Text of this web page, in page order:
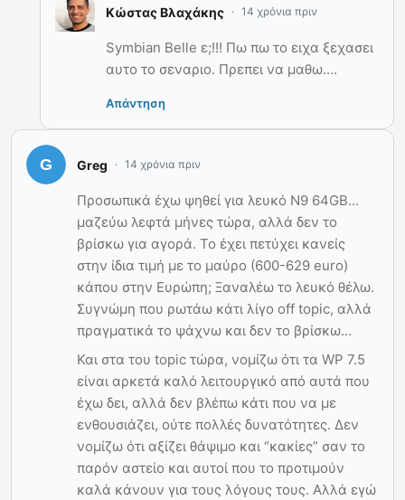
Κώστας Βλαχάκης 14 χρόνια πριν
Symbian Belle ε;!!! Πω πω το ειχα ξεχασει
αυτο το σεναριο. Πρεπει να μαθω….
Απάντηση
Greg 14 χρόνια πριν
Προσωπικά έχω ψηθεί για λευκό Ν9 64GB…
μαζεύω λεφτά μήνες τώρα, αλλά δεν το
βρίσκω για αγορά. Το έχει πετύχει κανείς
στην ίδια τιμή με το μαύρο (600-629 euro)
κάπου στην Ευρώπη; Ξαναλέω το λευκό θέλω.
Συγνώμη που ρωτάω κάτι λίγο off topic, αλλά
πραγματικά το ψάχνω και δεν το βρίσκω…
Και στα του topic τώρα, νομίζω ότι τα WP 7.5
είναι αρκετά καλό λειτουργικό από αυτά που
έχω δει, αλλά δεν βλέπω κάτι που να με
ενθουσιάζει, ούτε πολλές δυνατότητες. Δεν
νομίζω ότι αξίζει θάψιμο και “κακίες” σαν το
παρόν αστείο και αυτοί που το προτιμούν
καλά κάνουν για τους λόγους τους. Αλλά εγώ